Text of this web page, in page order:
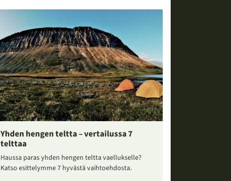
Yhden hengen teltta – vertailussa 7
telttaa
Haussa paras yhden hengen teltta vaellukselle?
Katso esittelymme 7 hyvästä vaihtoehdosta.